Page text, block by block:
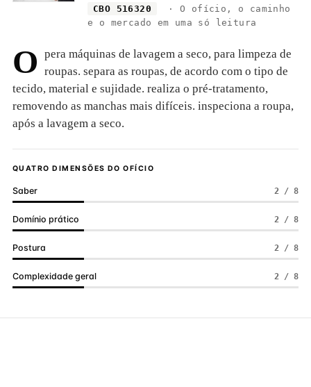
CBO 516320
· O ofício, o caminho
e o mercado em uma só leitura
O pera máquinas de lavagem a seco, para limpeza de
roupas. separa as roupas, de acordo com o tipo de
tecido, material e sujidade. realiza o pré-tratamento,
removendo as manchas mais difíceis. inspeciona a roupa,
após a lavagem a seco.
QUATRO DIMENSÕES DO OFÍCIO
Saber 2 / 8
Domínio prático 2 / 8
Postura 2 / 8
Complexidade geral 2 / 8